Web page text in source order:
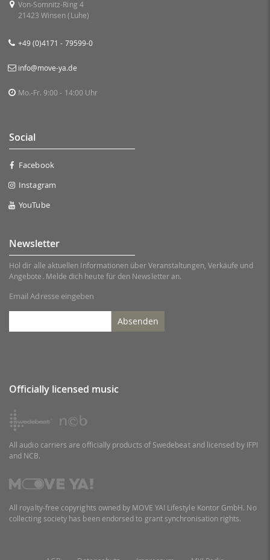
Von-Somnitz-Ring 4
21423 Winsen (Luhe)
+49 (0)4171 - 79599-0
info@move-ya.de
Mo.-Fr. 9:00 - 14:00 Uhr
Social
Facebook
Instagram
YouTube
Newsletter
Hol dir alle aktuellen Informationen über Veranstaltungen, Verkäufe und
Angebote. Melde dich heute für den Newsletter an.
Email Adresse eingeben
Absenden
Officially licensed music
All audio carriers are officially products of Swedebeat and licensed by IFPI
and NCB.
All royalty-free copyrights owned by MOVE YA! Lifestyle Kontor GmbH. No
collecting society has been endorsed to grant synchronisation rights.